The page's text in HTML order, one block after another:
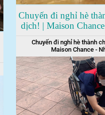
Chuyến đi nghỉ hè
dịch! | Maison
Chuyến đi nghỉ hè thành
Maison Chance -